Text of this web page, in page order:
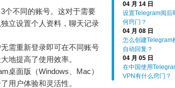
04 月 14 日
设置Telegram阅后
何窍门？
04 月 08 日
怎么创建Telegram
自动回复？
04 月 05 日
在中国使用
VPN有什么窍门？
个不同的账号。这对于需要
立设置个人资料，聊天记录
需重新登录即可在不同账号
地提高了使用效率。
桌面版（Windows、Mac）
用户体验和灵活性。